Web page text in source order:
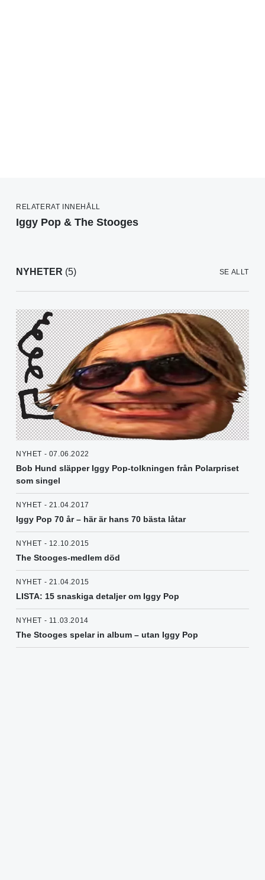
RELATERAT INNEHÅLL
Iggy Pop & The Stooges
NYHETER (5) SE ALLT
NYHET - 07.06.2022
Bob Hund släpper Iggy Pop-tolkningen från Polarpriset
som singel
NYHET - 21.04.2017
Iggy Pop 70 år – här är hans 70 bästa låtar
NYHET - 12.10.2015
The Stooges-medlem död
NYHET - 21.04.2015
LISTA: 15 snaskiga detaljer om Iggy Pop
NYHET - 11.03.2014
The Stooges spelar in album – utan Iggy Pop